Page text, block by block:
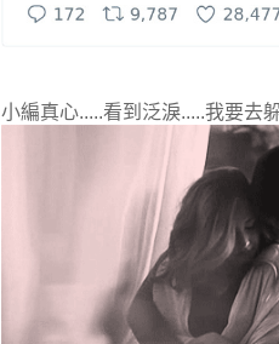
小編真心.....看到泛淚.....我要去